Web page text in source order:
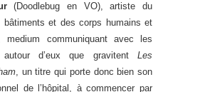
(Doodlebug en VO), artiste du
bâtiments et des corps humains et
medium communiquant avec les
autour d’eux que gravitent Les
, un titre qui porte donc bien son
de l’hôpital, à commencer par